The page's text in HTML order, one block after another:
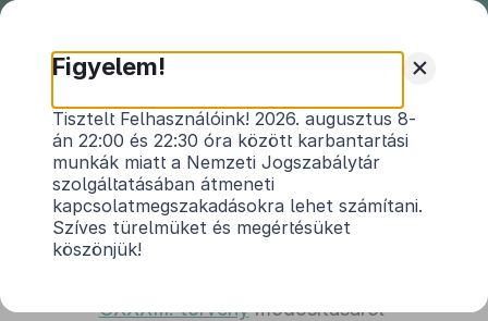
2011. évi LXXIII. törvény
a Rendőrségről szóló1994. évi XXXIV. törvény
a szabálysértésekről szóló1999. évi LXIX.
törvény, a közúti közlekedési előéleti
pontrendszerről szóló2000. évi CXXVIII.
törvény, valamint a személy- és
vagyonvédelmi, valamint a magánnyomozói
CXXXIII. törvénymódosításáról
+
Figyelem!
Tisztelt Felhasználóink! 2026. augusztus 8-
án 22:00 és 22:30 óra között karbantartási
munkák miatt a Nemzeti Jogszabálytár
szolgáltatásában átmeneti
kapcsolatmegszakadásokra lehet számítani.
Szíves türelmüket és megértésüket
köszönjük!